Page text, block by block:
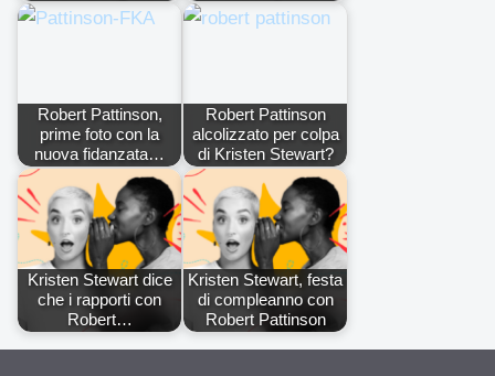
Robert Pattinson,
prime foto con la
nuova fidanzata…
Robert Pattinson
alcolizzato per colpa
di Kristen Stewart?
Kristen Stewart dice
che i rapporti con
Robert…
Kristen Stewart, festa
di compleanno con
Robert Pattinson